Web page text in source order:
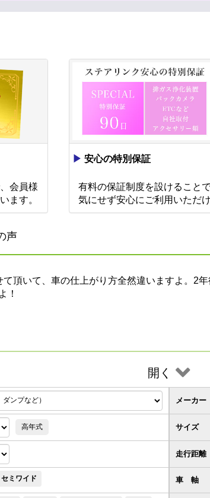
会員様
ます。
▶ 安心の特別保証
有料の保証制度を設けること
気にせず安心にご利用いただけ
声
て頂いて、車の仕上がり方全然違いますよ。2
！
開く
サイズ
メーカー
高年式
走行距離
セミワイド 車 軸